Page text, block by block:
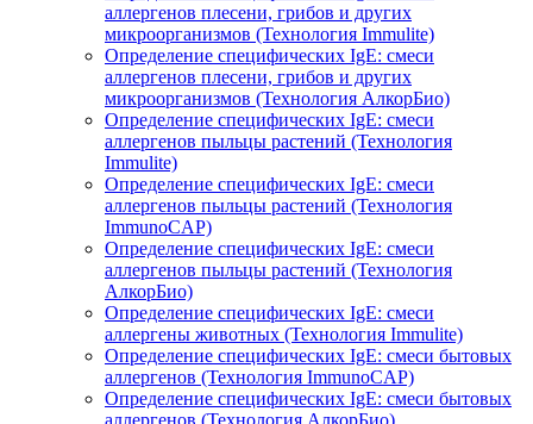
аллергенов плесени, грибов и других
микроорганизмов (Технология Immulite)
Определение специфических IgE: смеси
аллергенов плесени, грибов и других
микроорганизмов (Технология АлкорБио)
Определение специфических IgE: смеси
аллергенов пыльцы растений (Технология
Immulite)
Определение специфических IgE: смеси
аллергенов пыльцы растений (Технология
ImmunoCAP)
Определение специфических IgE: смеси
аллергенов пыльцы растений (Технология
АлкорБио)
Определение специфических IgE: смеси
аллергены животных (Технология Immulite)
Определение специфических IgE: смеси бытовых
аллергенов (Технология ImmunoCAP)
Определение специфических IgE: смеси бытовых
аллергенов (Технология АлкорБио)